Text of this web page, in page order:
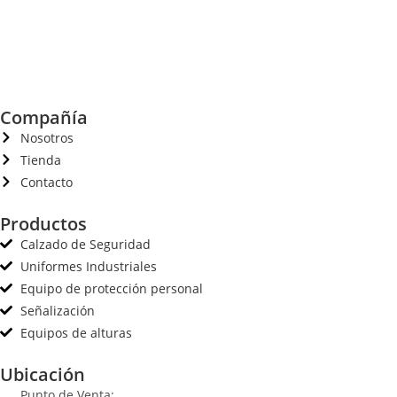
Compañía
Nosotros
Tienda
Contacto
Productos
Calzado de Seguridad
Uniformes Industriales
Equipo de protección personal
Señalización
Equipos de alturas
Ubicación